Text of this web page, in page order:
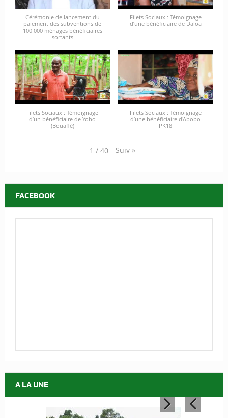
Cérémonie de lancement du
paiement des subventions de
100 000 ménages bénéficiaires
sortants
Filets Sociaux : Témoignage
d’une bénéficiaire de Daloa
Filets Sociaux : Témoignage
d’un bénéficiaire de Yoho
(Bouaflé)
Filets Sociaux : Témoignage
d’une bénéficiaire d'Abobo
PK18
1 / 40 Suiv »
FACEBOOK
A LA UNE